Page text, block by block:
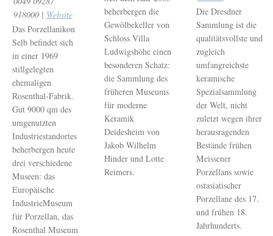
918000 | Website
Das Porzellanikon
Selb befindet sich
in einer 1969
stillgelegten
ehemaligen
Rosenthal-Fabrik.
Gut 9000 qm des
umgenutzten
Industriestandortes
beherbergen heute
drei verschiedene
Museen: das
Europäische
IndustrieMuseum
für Porzellan, das
Rosenthal Museum
beherbergen die
Gewölbekeller von
Schloss Villa
Ludwigshöhe einen
besonderen Schatz:
die Sammlung des
früheren Museums
für moderne
Keramik
Deidesheim von
Jakob Wilhelm
Hinder und Lotte
Reimers.
Die Dresdner
Sammlung ist die
qualitätsvollste und
zugleich
umfangreichste
keramische
Spezialsammlung
der Welt, nicht
zuletzt wegen ihrer
herausragenden
Bestände frühen
Meissener
Porzellans sowie
ostasiatischer
Porzellane des 17.
und frühen 18.
Jahrhunderts.